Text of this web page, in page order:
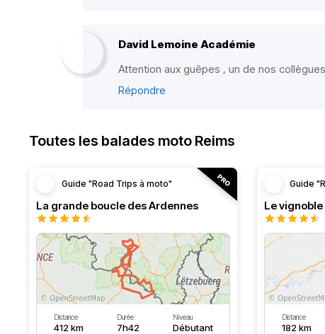
David Lemoine Académie
Attention aux guêpes , un de nos
Répondre
Toutes les balades moto Reims
Guide "Road Trips à moto"
La grande boucle des Ardennes
Distance
412 km
Durée
7h42
Niveau
Débutant
Guide
Le vignoble
Distance
182 km